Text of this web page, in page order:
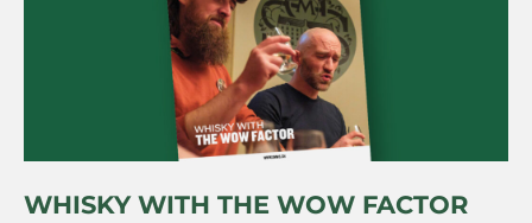
WHISKY WITH THE WOW FACTOR